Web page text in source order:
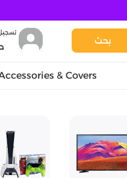
بحث
& Covers